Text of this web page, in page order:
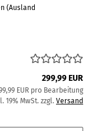
(Ausland
299,99 EUR
EUR pro Bearbeitung
19% MwSt. zzgl. Versand